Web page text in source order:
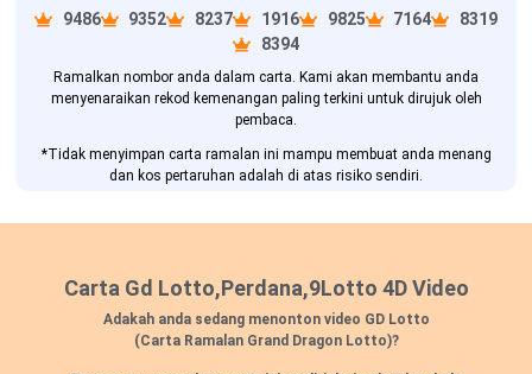
9486 9352 8237 1916 9825 7164
8319
8394
Ramalkan nombor anda dalam carta. Kami akan membantu anda
menyenaraikan rekod kemenangan paling terkini untuk dirujuk oleh
pembaca.
*Tidak menyimpan carta ramalan ini mampu membuat anda menang
dan kos pertaruhan adalah di atas risiko sendiri.
Carta Gd Lotto,Perdana,9Lotto 4D Video
Adakah anda sedang menonton video GD Lotto
(Carta Ramalan Grand Dragon Lotto)?